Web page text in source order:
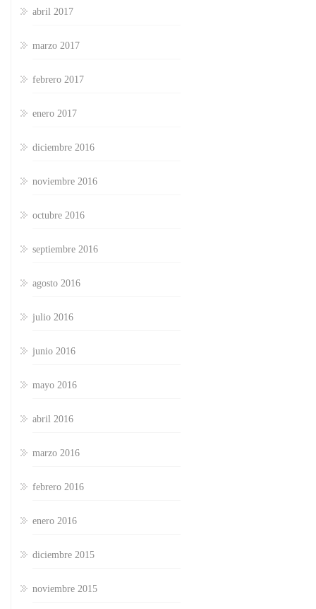
abril 2017
marzo 2017
febrero 2017
enero 2017
diciembre 2016
noviembre 2016
octubre 2016
septiembre 2016
agosto 2016
julio 2016
junio 2016
mayo 2016
abril 2016
marzo 2016
febrero 2016
enero 2016
diciembre 2015
noviembre 2015